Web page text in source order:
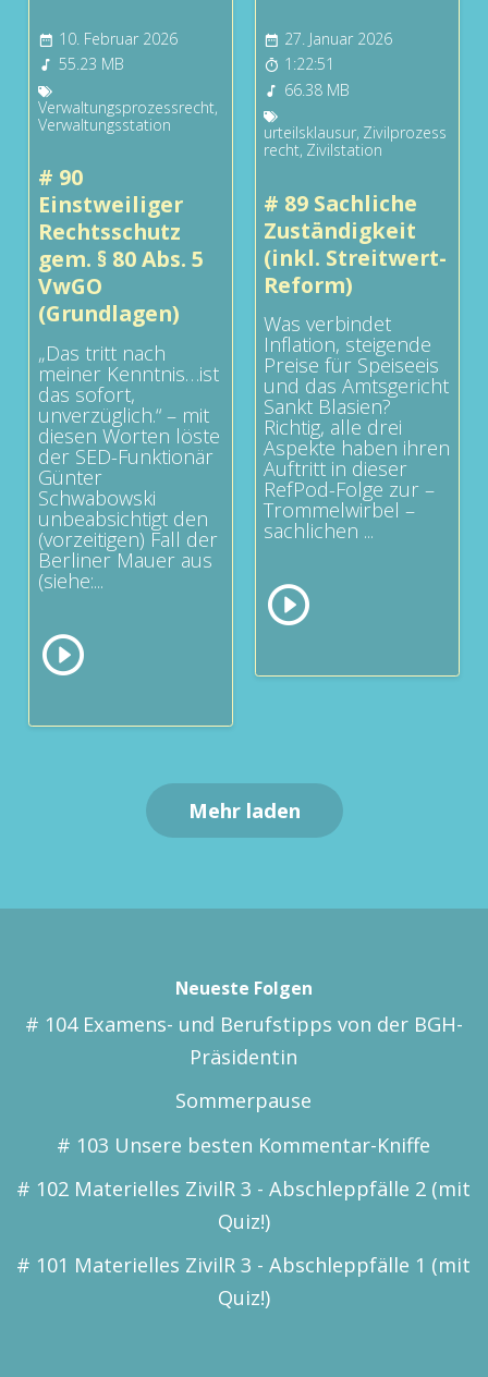
10. Februar 2026
55.23 MB
Verwaltungsprozessrecht,
Verwaltungsstation
# 90
Einstweiliger
Rechtsschutz
gem. § 80 Abs. 5
VwGO
(Grundlagen)
„Das tritt nach
meiner Kenntnis…ist
das sofort,
unverzüglich.“ – mit
diesen Worten löste
der SED-Funktionär
Günter
Schwabowski
unbeabsichtigt den
(vorzeitigen) Fall der
Berliner Mauer aus
(siehe:...
27. Januar 2026
1:22:51
66.38 MB
urteilsklausur, Zivilprozess
recht, Zivilstation
# 89 Sachliche
Zuständigkeit
(inkl. Streitwert-
Reform)
Was verbindet
Inflation, steigende
Preise für Speiseeis
und das Amtsgericht
Sankt Blasien?
Richtig, alle drei
Aspekte haben ihren
Auftritt in dieser
RefPod-Folge zur –
Trommelwirbel –
sachlichen ...
Mehr laden
Neueste Folgen
# 104 Examens- und Berufstipps von der BGH-
Präsidentin
Sommerpause
# 103 Unsere besten Kommentar-Kniffe
# 102 Materielles ZivilR 3 - Abschleppfälle 2 (mit
Quiz!)
# 101 Materielles ZivilR 3 - Abschleppfälle 1 (mit
Quiz!)